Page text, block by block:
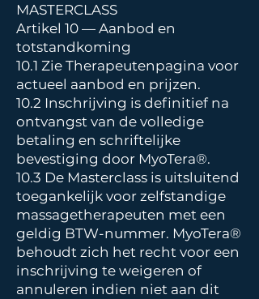
MASTERCLASS
Artikel 10 — Aanbod en
totstandkoming
10.1 Zie Therapeutenpagina voor
actueel aanbod en prijzen.
10.2 Inschrijving is definitief na
ontvangst van de volledige
betaling en schriftelijke
bevestiging door MyoTera®.
10.3 De Masterclass is uitsluitend
toegankelijk voor zelfstandige
massagetherapeuten met een
geldig BTW-nummer. MyoTera®
behoudt zich het recht voor een
inschrijving te weigeren of
annuleren indien niet aan dit